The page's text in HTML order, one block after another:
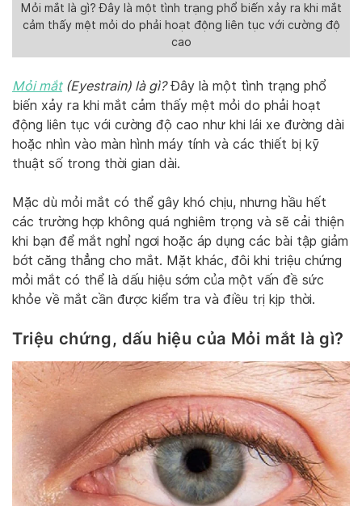
Mỏi mắt là gì? Đây là một tình trạng phổ biến xảy ra khi mắt
cảm thấy mệt mỏi do phải hoạt động liên tục với cường độ
cao
Mỏi mắt(Eyestrain) là gì?Đây là một tình trạng phổ
biến xảy ra khi mắt cảm thấy mệt mỏi do phải hoạt
động liên tục với cường độ cao như khi lái xe đường dài
hoặc nhìn vào màn hình máy tính và các thiết bị kỹ
thuật số trong thời gian dài.
Mặc dù mỏi mắt có thể gây khó chịu, nhưng hầu hết
các trường hợp không quá nghiêm trọng và sẽ cải thiện
khi bạn để mắt nghỉ ngơi hoặc áp dụng các bài tập giảm
bớt căng thẳng cho mắt. Mặt khác, đôi khi triệu chứng
mỏi mắt có thể là dấu hiệu sớm của một vấn đề sức
khỏe về mắt cần được kiểm tra và điều trị kịp thời.
Triệu chứng, dấu hiệu của Mỏi mắt là gì?